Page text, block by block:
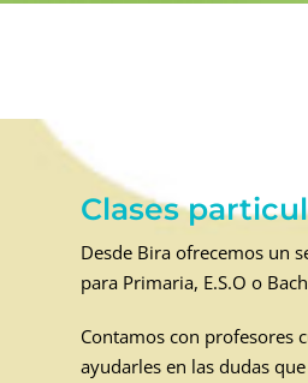
Clases
Desde Bira ofrecemos un
para Primaria, E.S.O o
Contamos con profesores
ayudarles en las dudas